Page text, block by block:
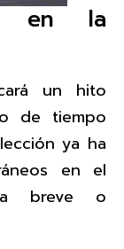
en la
un hito
de tiempo
ya ha
en el
breve o